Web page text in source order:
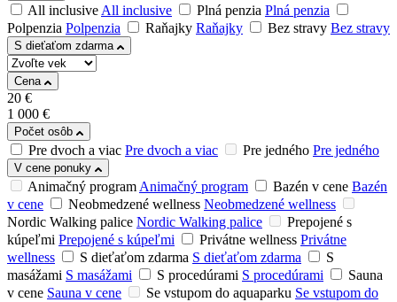
All inclusiveAll inclusive Plná penzia Plná penzia
Polpenzia Polpenzia Raňajky Raňajky Bez stravy Bez stravy
S dieťaťom zdarma
Cena
20 €
1 000 €
Počet osôb
Pre dvoch a viac Pre dvoch a viac Pre jedného Pre jedného
V cene ponuky
Animačný programAnimačný program Bazén v cene Bazén
v cene
Neobmedzené wellness Neobmedzené wellness
Nordic Walking palice Nordic Walking palice
Prepojené s
kúpeľmi Prepojené s kúpeľmi Privátne wellness Privátne
wellness
S dieťaťom zdarma S dieťaťom zdarma
S
masážami S masážami S procedúrami S procedúrami
Sauna
v cene Sauna v cene Se vstupom do aquaparku Se vstupom do